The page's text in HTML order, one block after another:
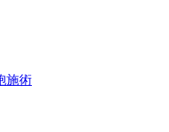
施術